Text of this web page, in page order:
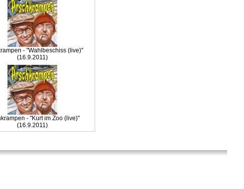
- "Wahlbeschiss (live)"
(16.9.2011)
- "Kurt im Zoo (live)"
(16.9.2011)